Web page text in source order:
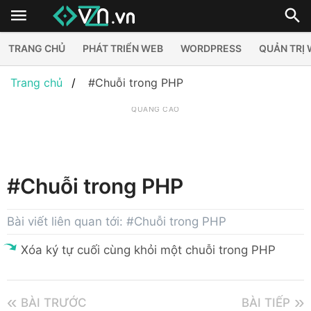
TRANG CHỦ PHÁT TRIỂN WEB WORDPRESS QUẢN TRỊ
Trang chủ #Chuỗi trong PHP
QUẢNG CÁO
#Chuỗi trong PHP
Bài viết liên quan tới: #Chuỗi trong PHP
Xóa ký tự cuối cùng khỏi một chuỗi trong PHP
BÀI TRƯỚC BÀI TIẾP